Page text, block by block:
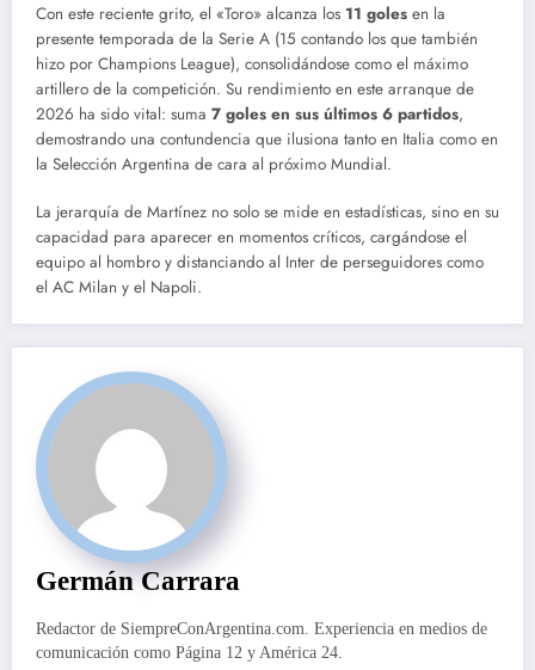
Con este reciente grito, el «Toro» alcanza los 11 goles en la
presente temporada de la Serie A (15 contando los que también
hizo por Champions League), consolidándose como el máximo
artillero de la competición. Su rendimiento en este arranque de
2026 ha sido vital: suma 7 goles en sus últimos 6 partidos,
demostrando una contundencia que ilusiona tanto en Italia como en
la Selección Argentina de cara al próximo Mundial.
La jerarquía de Martínez no solo se mide en estadísticas, sino en su
capacidad para aparecer en momentos críticos, cargándose el
equipo al hombro y distanciando al Inter de perseguidores como
el AC Milan y el Napoli.
Germán Carrara
Redactor de SiempreConArgentina.com. Experiencia en medios de
comunicación como Página 12 y América 24.